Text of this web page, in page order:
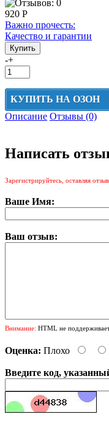
920 Р
Важно прочесть:
Качество и гарантии
-+
КУПИТЬ НА ОЗОН
Цена на Озон включает
перейдите по ссылке ниже.
Описание Отзывы (0)
Написать
Зарегистрируйтесь, оставляя
Ваше Имя:
Ваш отзыв:
Внимание: HTML не
Оценка: Плохо
Введите код,